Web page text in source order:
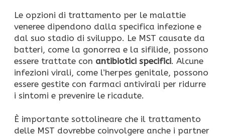
Le opzioni di trattamento per le malattie
veneree dipendono dalla specifica infezione e
dal suo stadio di sviluppo. Le MST causate da
batteri, come la gonorrea e la sifilide, possono
essere trattate con antibiotici specifici. Alcune
infezioni virali, come l’herpes genitale, possono
essere gestite con farmaci antivirali per ridurre
i sintomi e prevenire le ricadute.
È importante sottolineare che il trattamento
delle MST dovrebbe coinvolgere anche i partner